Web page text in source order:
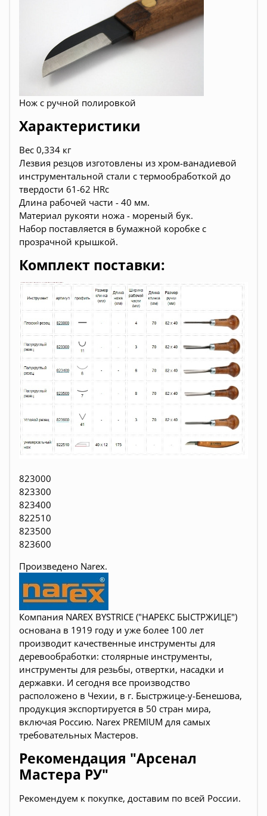
Нож с ручной полировкой
Характеристики
Вес 0,334 кг
Лезвия резцов изготовлены из хром-ванадиевой
инструментальной стали с термообработкой до
твердости 61-62 HRc
Длина рабочей части - 40 мм.
Материал рукояти ножа - мореный бук.
Набор поставляется в бумажной коробке с
прозрачной крышкой.
Комплект поставки:
823000
823300
823400
822510
823500
823600
Произведено Narex.
Компания NAREX BYSTRICE ("НАРЕКС БЫСТРЖИЦЕ")
основана в 1919 году и уже более 100 лет
производит качественные инструменты для
деревообработки: столярные инструменты,
инструменты для резьбы, отвертки, насадки и
державки. И сегодня все производство
расположено в Чехии, в г. Быстржице-у-Бенешова,
продукция экспортируется в 50 стран мира,
включая Россию. Narex PREMIUM для самых
требовательных Мастеров.
Рекомендация "Арсенал
Мастера РУ"
Рекомендуем к покупке, доставим по всей России.